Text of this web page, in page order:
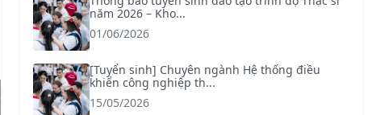
năm 2026 – Kho...
01/06/2026
[Tuyển sinh] Chuyên ngành Hệ thống điều
khiển công nghiệp th...
15/05/2026